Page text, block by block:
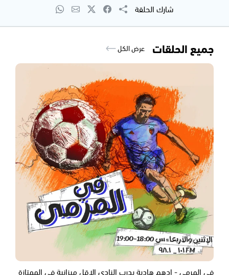
شارك الحلقة
جميع الحلقات عرض الكل
في المرمى - ادهم هادية يدرب النادي الاقل ميزانية في الممتازة